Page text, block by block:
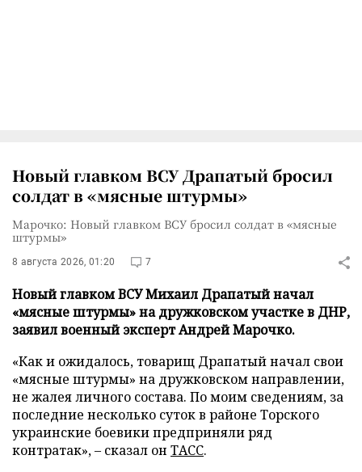
Новый главком ВСУ Драпатый бросил
солдат в «мясные штурмы»
Марочко: Новый главком ВСУ бросил солдат в «мясные
штурмы»
8 августа 2026, 01:20 7
Новый главком ВСУ Михаил Драпатый начал
«мясные штурмы» на дружковском участке в ДНР,
заявил военный эксперт Андрей Марочко.
«Как и ожидалось, товарищ Драпатый начал свои
«мясные штурмы» на дружковском направлении,
не жалея личного состава. По моим сведениям, за
последние несколько суток в районе Торского
украинские боевики предприняли ряд
контратак», – сказал он ТАСС.